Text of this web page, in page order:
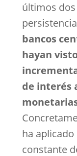
últimos
bancos
hayan
de interés
ha
constante